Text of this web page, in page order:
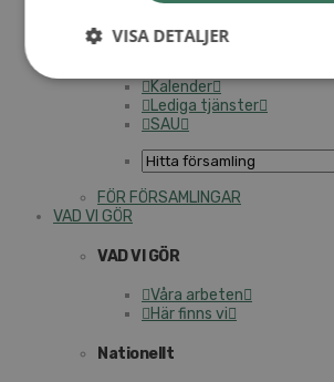
Personalförsäkringar
SAMP – personalförbundet
Kalender
Lediga tjänster
SAU
FÖR FÖRSAMLINGAR
VAD VI GÖR
VAD VI GÖR
Våra arbeten
Här finns vi
Nationellt
VISA DETALJER